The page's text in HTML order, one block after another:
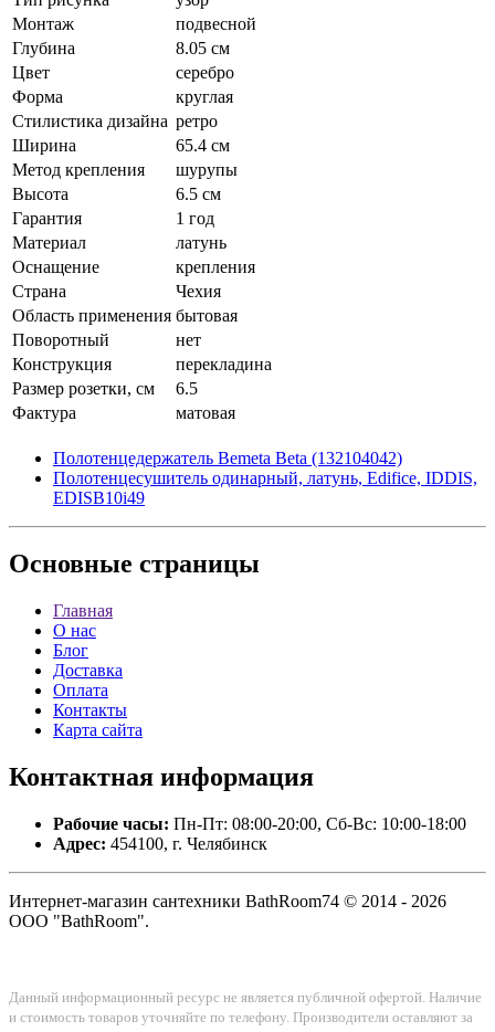
Монтаж
подвесной
Глубина
8.05 см
Цвет
серебро
Форма
круглая
Стилистика дизайна ретро
Ширина
65.4 см
Метод крепления
шурупы
Высота
6.5 см
Гарантия
1 год
Материал
латунь
Оснащение
крепления
Страна
Чехия
Область применения бытовая
Поворотный
нет
Конструкция
перекладина
Размер розетки, см
6.5
Фактура
матовая
Полотенцедержатель Bemeta Beta (132104042)
Полотенцесушитель одинарный, латунь, Edifice, IDDIS,
EDISB10i49
Основные страницы
Главная
О нас
Блог
Доставка
Оплата
Контакты
Карта сайта
Контактная информация
Рабочие часы: Пн-Пт: 08:00-20:00, Сб-Вс: 10:00-18:00
Адрес: 454100, г. Челябинск
Интернет-магазин сантехники BathRoom74 © 2014 - 2026
ООО "BathRoom".
Данный информационный ресурс не является публичной офертой. Наличие
и стоимость товаров уточняйте по телефону. Производители оставляют за